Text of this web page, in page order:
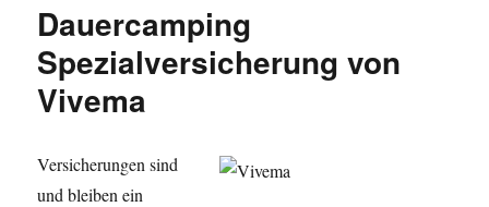
Dauercamping
Spezialversicherung von
Vivema
Versicherungen sind
und bleiben ein